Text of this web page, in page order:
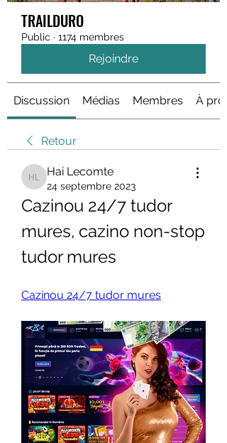
TRAILDURO
Public · 1174 membres
Rejoindre
Discussion Médias Membres À
Retour
Hai Lecomte
Hai Lecomte
24 septembre 2023
Cazinou 24/7 tudor
mures, cazino non-stop
tudor mures
Cazinou 24/7 tudor mures